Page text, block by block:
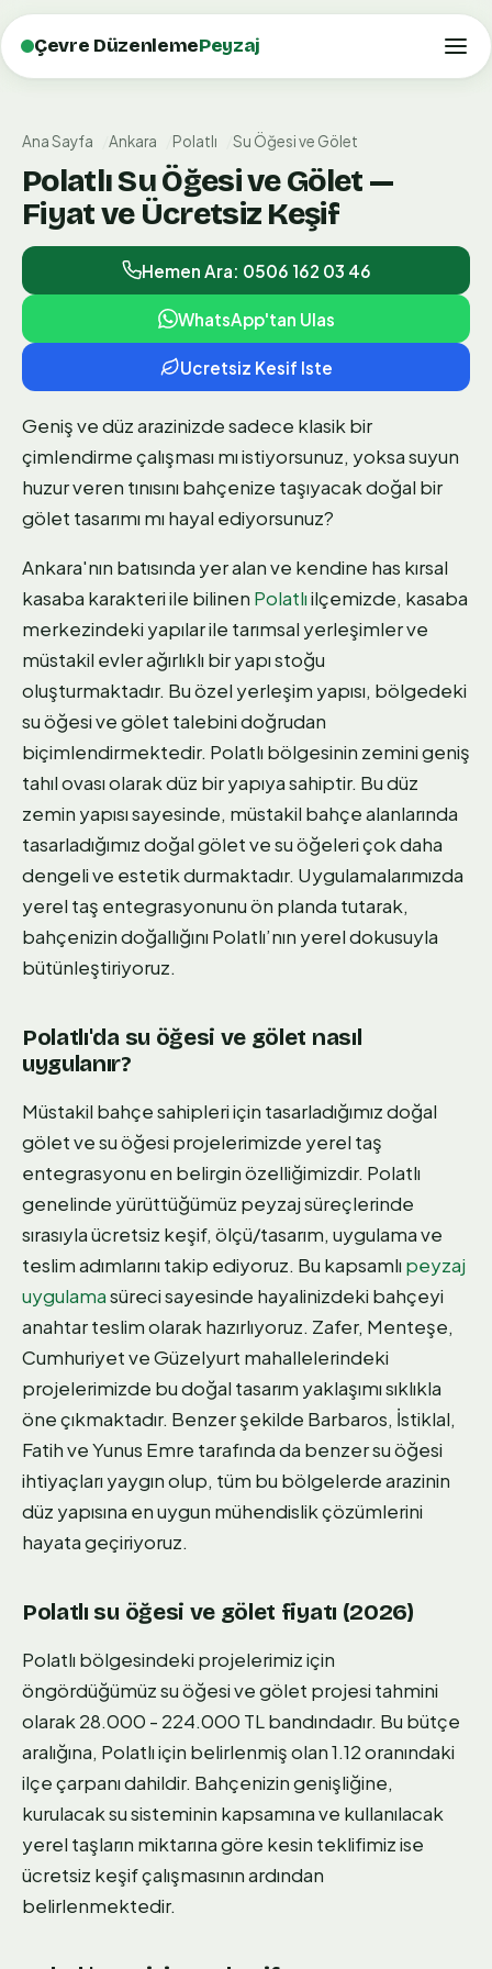
Çevre DüzenlemePeyzaj
Ana Sayfa Ankara Polatlı Su Öğesi ve Gölet
Polatlı Su Öğesi ve Gölet —
Fiyat ve Ücretsiz Keşif
Hemen Ara: 0506 162 03 46
WhatsApp'tan Ulas
Ucretsiz Kesif Iste
Geniş ve düz arazinizde sadece klasik bir
çimlendirme çalışması mı istiyorsunuz, yoksa suyun
huzur veren tınısını bahçenize taşıyacak doğal bir
gölet tasarımı mı hayal ediyorsunuz?
Ankara'nın batısında yer alan ve kendine has kırsal
kasaba karakteri ile bilinen Polatlıilçemizde, kasaba
merkezindeki yapılar ile tarımsal yerleşimler ve
müstakil evler ağırlıklı bir yapı stoğu
oluşturmaktadır. Bu özel yerleşim yapısı, bölgedeki
su öğesi ve gölet talebini doğrudan
biçimlendirmektedir. Polatlı bölgesinin zemini geniş
tahıl ovası olarak düz bir yapıya sahiptir. Bu düz
zemin yapısı sayesinde, müstakil bahçe alanlarında
tasarladığımız doğal gölet ve su öğeleri çok daha
dengeli ve estetik durmaktadır. Uygulamalarımızda
yerel taş entegrasyonunu ön planda tutarak,
bahçenizin doğallığını Polatlı’nın yerel dokusuyla
bütünleştiriyoruz.
Polatlı'da su öğesi ve gölet nasıl
uygulanır?
Müstakil bahçe sahipleri için tasarladığımız doğal
gölet ve su öğesi projelerimizde yerel taş
entegrasyonu en belirgin özelliğimizdir. Polatlı
genelinde yürüttüğümüz peyzaj süreçlerinde
sırasıyla ücretsiz keşif, ölçü/tasarım, uygulama ve
teslim adımlarını takip ediyoruz. Bu kapsamlı peyzaj
uygulamasüreci sayesinde hayalinizdeki bahçeyi
anahtar teslim olarak hazırlıyoruz. Zafer, Menteşe,
Cumhuriyet ve Güzelyurt mahallelerindeki
projelerimizde bu doğal tasarım yaklaşımı sıklıkla
öne çıkmaktadır. Benzer şekilde Barbaros, İstiklal,
Fatih ve Yunus Emre tarafında da benzer su öğesi
ihtiyaçları yaygın olup, tüm bu bölgelerde arazinin
düz yapısına en uygun mühendislik çözümlerini
hayata geçiriyoruz.
Polatlı su öğesi ve gölet fiyatı (2026)
Polatlı bölgesindeki projelerimiz için
öngördüğümüz su öğesi ve gölet projesi tahmini
olarak 28.000 - 224.000 TL bandındadır. Bu bütçe
aralığına, Polatlı için belirlenmiş olan 1.12 oranındaki
ilçe çarpanı dahildir. Bahçenizin genişliğine,
kurulacak su sisteminin kapsamına ve kullanılacak
yerel taşların miktarına göre kesin teklifimiz ise
ücretsiz keşif çalışmasının ardından
belirlenmektedir.